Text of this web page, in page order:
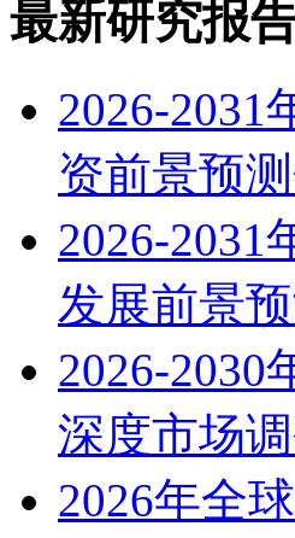
最新研究报
2026-2031
资前景预
2026-2031
发展前景
2026-2030
深度市场
2026年全